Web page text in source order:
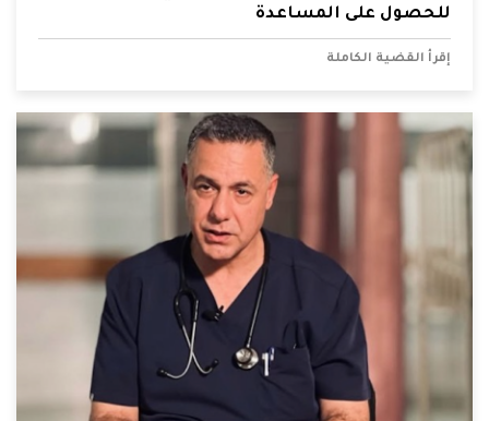
للحصول على المساعدة
إقرأ القضية الكاملة